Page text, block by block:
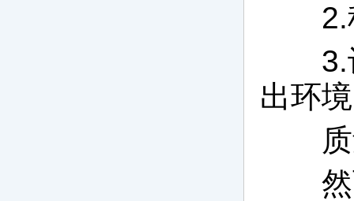
2.称
3.计
出环
质量
然而